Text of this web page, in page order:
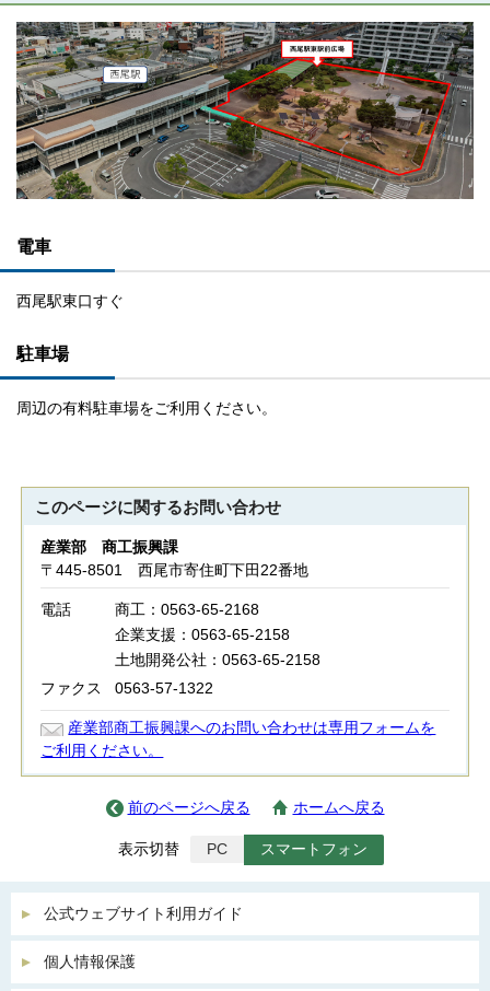
電車
西尾駅東口すぐ
駐車場
周辺の有料駐車場をご利用ください。
このページに関するお問い合わせ
産業部 商工振興課
〒445-8501 西尾市寄住町下田22番地
電話
商工：0563-65-2168
企業支援：0563-65-2158
土地開発公社：0563-65-2158
ファクス
0563-57-1322
産業部商工振興課へのお問い合わせは専用フォームを
ご利用ください。
前のページへ戻る ホームへ戻る
表示切替 PC スマートフォン
公式ウェブサイト利用ガイド
個人情報保護